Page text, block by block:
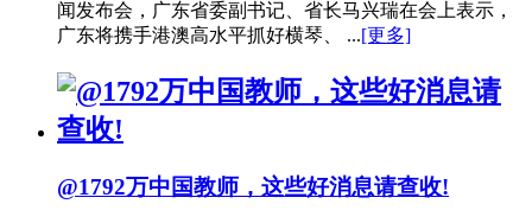
闻发布会，广东省委副书记、省长马兴瑞在会上表示，
广东将携手港澳高水平抓好横琴、 ...[更多]
@1792万中国教师，这些好消息请查收!